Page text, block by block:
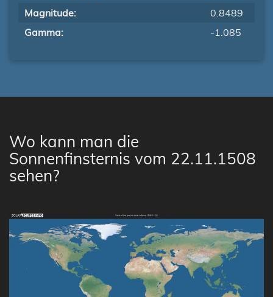
Magnitude:
0.8489
Gamma:
-1.085
Wo kann man die
Sonnenfinsternis vom 22.11.1508
sehen?